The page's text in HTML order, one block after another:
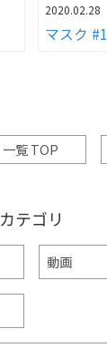
2020.02.28
マスク #1
一覧 TOP
カテゴリ
動画